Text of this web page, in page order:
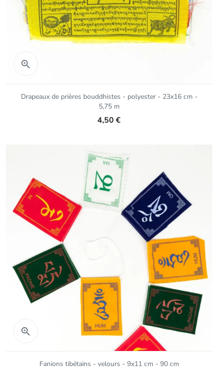

Drapeaux de prières bouddhistes - polyester - 23x16 cm -
5,75 m
4,50 €
 Aperçu rapide
Fanions tibétains - velours - 9x11 cm - 90 cm